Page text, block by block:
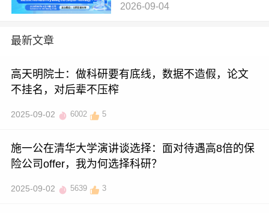
IECT 2026）
2026-09-04
最新文章
高天明院士：做科研要有底线，数据不造假，论文
不挂名，对后辈不压榨
2025-09-02 6002 5
施一公在清华大学演讲谈选择：面对待遇高8倍的保
险公司offer，我为何选择科研？
2025-09-02 5639 3